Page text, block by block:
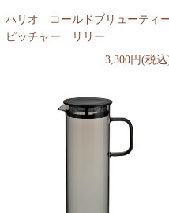
ハリオ コールドブリューティ
ピッチャー リリー
3,300円(税込